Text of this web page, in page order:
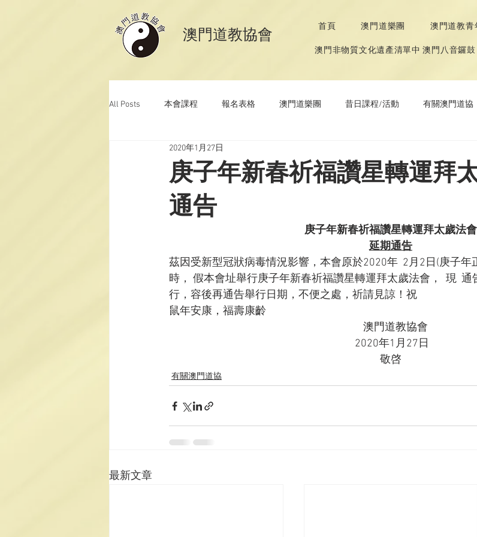
​澳門道教協會 首頁 澳門道樂團 澳門道教青
澳門非物質文化遺產清單中 澳門八音鑼鼓
All Posts 本會課程 報名表格 澳門道樂團 昔日課程/活動 有關澳門道協
澳門道教科儀音樂
庚子年新春祈福讚星轉運拜
通告
2020年1月27日
庚子年新春祈福讚星轉運拜太歲法會
延期通告
茲因受新型冠狀病毒情況影響，本會原於2020年  2月2日(庚子年
時， 假本會址舉行庚子年新春祈福讚星轉運拜太歲法會，  現
行，容後再通告舉行日期，不便之處，祈請見諒！祝
鼠年安康，福壽康齡
澳門道教協會
2020年1月27日
敬啓
有關澳門道協
最新文章